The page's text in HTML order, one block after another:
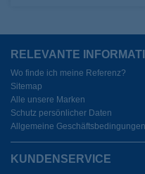
RELEVANTE
Wo finde ich meine Referenz?
Sitemap
Alle unsere Marken
Schutz persönlicher Daten
Allgemeine Geschäftsbedingungen
KUNDENSERVICE